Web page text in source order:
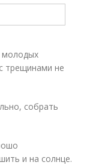
молодых
трещинами не
собрать
и на солнце.